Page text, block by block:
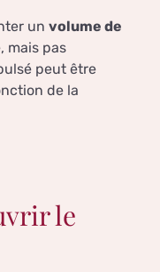
un volume de
mais pas
peut être
de la
le